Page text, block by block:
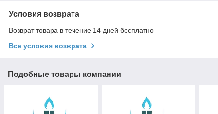
Условия возврата
Возврат товара в течение 14 дней бесплатно
Все условия возврата
Подобные товары компании